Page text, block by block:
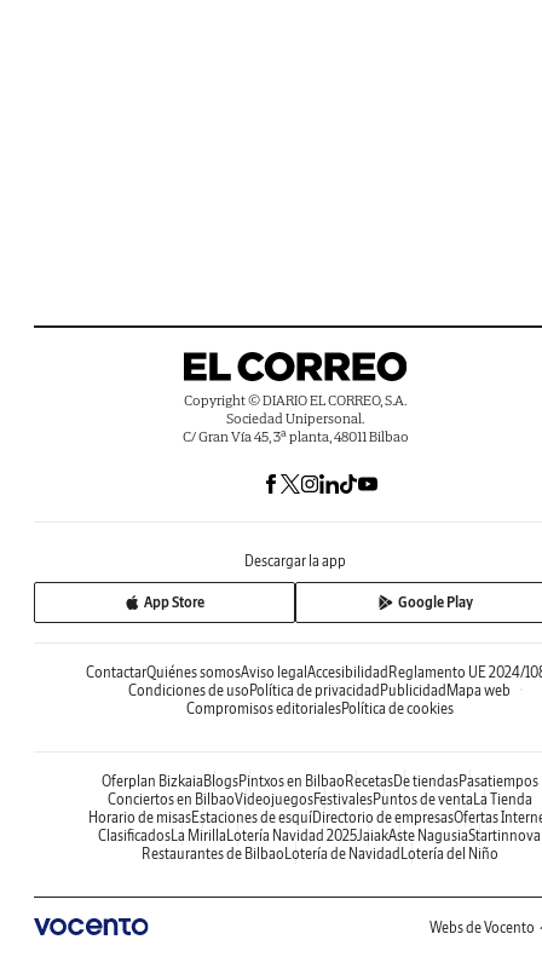
Copyright © DIARIO EL CORREO, S.A.
Sociedad Unipersonal.
C/ Gran Vía 45, 3ª planta, 48011 Bilbao
Descargar la app
App Store Google Play
ContactarQuiénes somosAviso legalAccesibilidadReglamento UE 2024/
Condiciones de usoPolítica de privacidadPublicidadMapa web
Compromisos editorialesPolítica de cookies
Oferplan BizkaiaBlogsPintxos en BilbaoRecetasDe tiendasPasatiempos
Conciertos en BilbaoVideojuegosFestivalesPuntos de ventaLa Tienda
Horario de misasEstaciones de esquíDirectorio de empresasOfertas
ClasificadosLa MirillaLotería Navidad 2025JaiakAste NagusiaStartinnova
Restaurantes de BilbaoLotería de NavidadLotería del Niño
Webs de Vocento